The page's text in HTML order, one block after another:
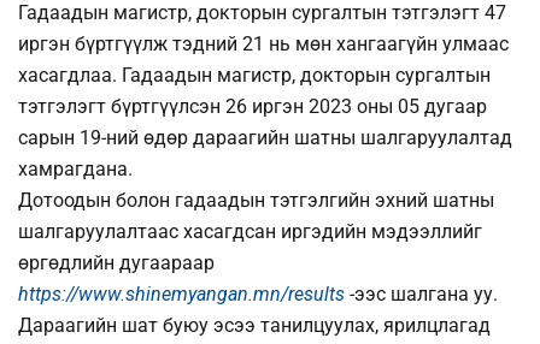
Гадаадын магистр, докторын сургалтын тэтгэлэгт 47
иргэн бүртгүүлж тэдний 21 нь мөн хангаагүйн улмаас
хасагдлаа. Гадаадын магистр, докторын сургалтын
тэтгэлэгт бүртгүүлсэн 26 иргэн 2023 оны 05 дугаар
сарын 19-ний өдөр дараагийн шатны шалгаруулалтад
хамрагдана.
Дотоодын болон гадаадын тэтгэлгийн эхний шатны
шалгаруулалтаас хасагдсан иргэдийн мэдээллийг
өргөдлийн дугаараар
https://www.shinemyangan.mn/results -ээс шалгана уу.
Дараагийн шат буюу эсээ танилцуулах, ярилцлагад